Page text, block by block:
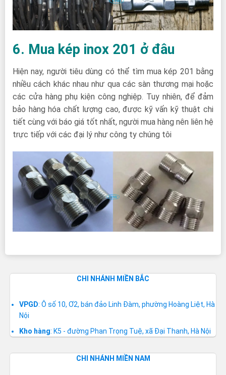
6. Mua kép inox 201 ở đâu
Hiện nay, người tiêu dùng có thể tìm mua kép 201 bằng
nhiều cách khác nhau như qua các sàn thương mại hoặc
các cửa hàng phụ kiện công nghiệp. Tuy nhiên, để đảm
bảo hàng hóa chất lượng cao, được kỹ vấn kỹ thuật chi
tiết cùng với báo giá tốt nhất, người mua hàng nên liên hệ
trực tiếp với các đại lý như công ty chúng tôi
CHI NHÁNH MIỀN BẮC
VPGD: Ô số 10, Ơ2, bán đảo Linh Đàm, phường Hoàng Liệt, Hà
Nội
Kho hàng: K5 - đường Phan Trọng Tuệ, xã Đại Thanh, Hà Nội
CHI NHÁNH MIỀN NAM